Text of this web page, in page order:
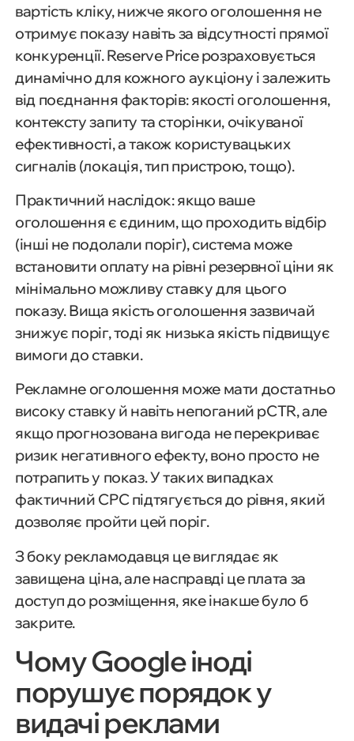
вартість кліку, нижче якого оголошення не
отримує показу навіть за відсутності прямої
конкуренції. Reserve Price розраховується
динамічно для кожного аукціону і залежить
від поєднання факторів: якості оголошення,
контексту запиту та сторінки, очікуваної
ефективності, а також користувацьких
сигналів (локація, тип пристрою, тощо).
Практичний наслідок: якщо ваше
оголошення є єдиним, що проходить відбір
(інші не подолали поріг), система може
встановити оплату на рівні резервної ціни як
мінімально можливу ставку для цього
показу. Вища якість оголошення зазвичай
знижує поріг, тоді як низька якість підвищує
вимоги до ставки.
Рекламне оголошення може мати достатньо
високу ставку й навіть непоганий pCTR, але
якщо прогнозована вигода не перекриває
ризик негативного ефекту, воно просто не
потрапить у показ. У таких випадках
фактичний CPC підтягується до рівня, який
дозволяє пройти цей поріг.
З боку рекламодавця це виглядає як
завищена ціна, але насправді це плата за
доступ до розміщення, яке інакше було б
закрите.
Чому Google іноді
порушує порядок у
видачі реклами